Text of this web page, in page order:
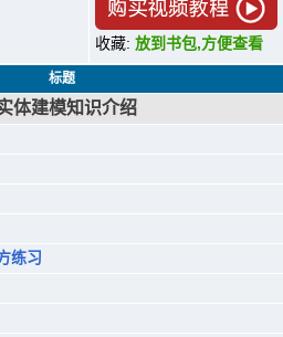
收藏: 放到书包,方便查看
标题
体建模知识介绍
练习